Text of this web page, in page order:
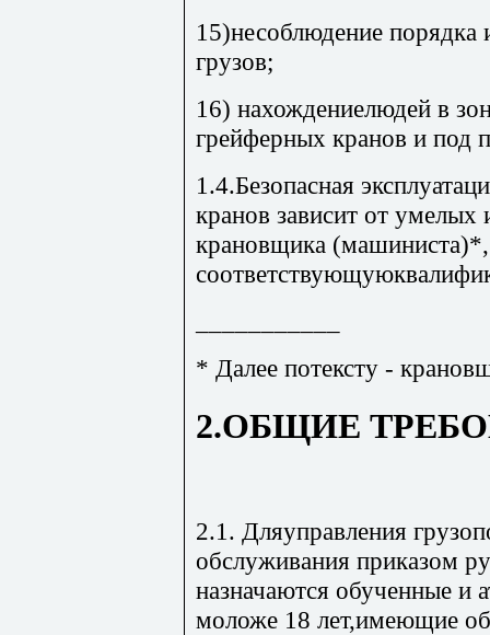
15)несоблюдение порядка
грузов;
16) нахождениелюдей в
грейферных кранов и под
1.4.Безопасная
кранов зависит от умелых
крановщика
* Далее потексту -
2.ОБЩИЕ
2.1. Дляуправления
обслуживания приказом
назначаются обученные и
моложе 18 лет,имеющие